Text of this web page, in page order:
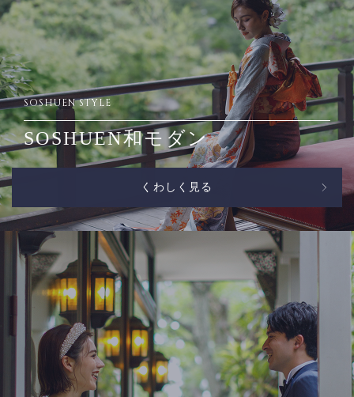
SOSHUEN STYLE
SOSHUEN和モダン
くわしく見る